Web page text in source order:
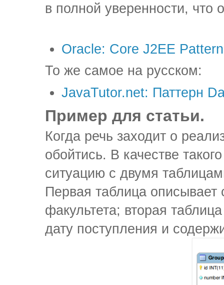
в полной уверенности, что
Oracle: Core J2EE
То же самое на русском:
JavaTutor.net: Паттерн
Пример для статьи.
Когда речь заходит о
обойтись. В качестве
ситуацию с двумя
Первая таблица описывает
факультета; вторая
дату поступления и